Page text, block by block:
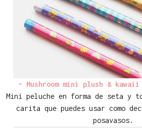
– Mushroom mini plush &
Mini peluche en forma de seta y
carita que puedes usar como
posavasos.